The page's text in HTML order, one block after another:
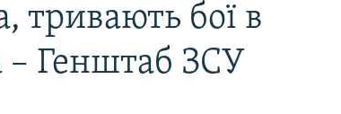
тривають бої в
– Генштаб ЗСУ